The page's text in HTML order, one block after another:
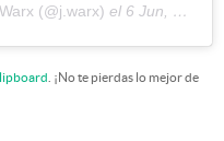
(@j.warx) el 6 Jun, 2020 a las 12:50 PDT
. ¡No te pierdas lo mejor de